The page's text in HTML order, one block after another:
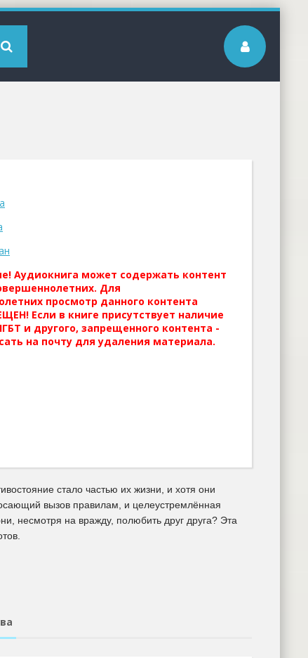
Аудиокнига может содержать контент
Для
просмотр данного контента
Если в книге присутствует наличие
и другого, запрещенного контента -
на почту для удаления материала.
стало частью их жизни, и хотя они
вызов правилам, и целеустремлённая
несмотря на вражду, полюбить друг друга? Эта